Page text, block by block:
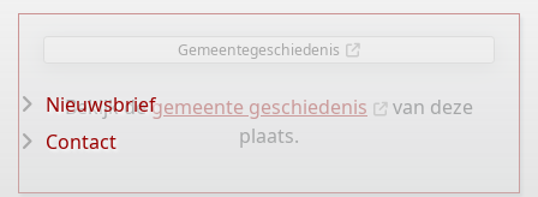
Gemeentegeschiedenis
Bekijk degemeente geschiedenis
van deze
plaats.
Nieuwsbrief
Contact